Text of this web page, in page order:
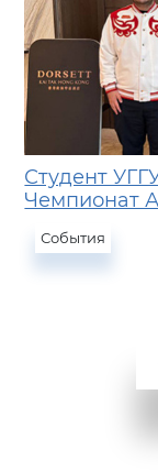
Студент
Чемпионат
События